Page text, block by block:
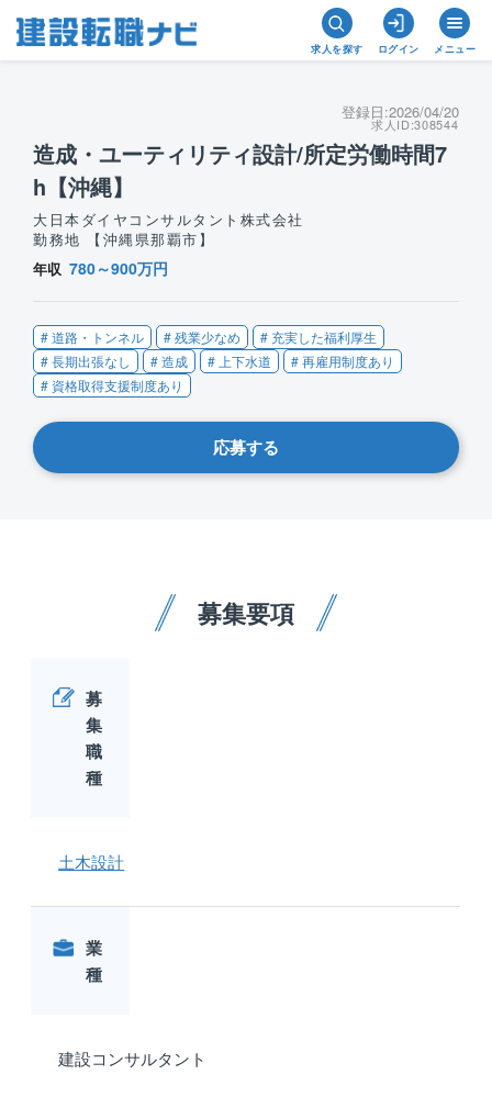
求人を探す ログイン メニュー
登録日:2026/04/20
求人ID:308544
造成・ユーティリティ設計/所定労働時間7
h【沖縄】
大日本ダイヤコンサルタント株式会社
勤務地 【沖縄県那覇市】
年収 780～900万円
# 道路・トンネル # 残業少なめ
# 充実した福利厚生
# 長期出張なし
# 造成 # 上下水道
# 再雇用制度あり
# 資格取得支援制度あり
応募する
募集要項
募
集
職
種
土木設計
業
種
建設コンサルタント